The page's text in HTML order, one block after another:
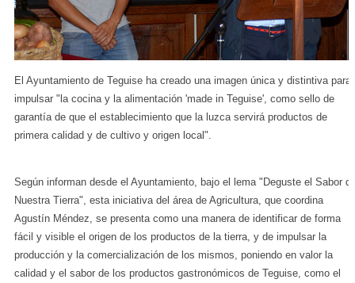
El Ayuntamiento de Teguise ha creado una imagen única y distintiva para
impulsar "la cocina y la alimentación 'made in Teguise', como sello de
garantía de que el establecimiento que la luzca servirá productos de
primera calidad y de cultivo y origen local".
Según informan desde el Ayuntamiento, bajo el lema "Deguste el Sabor
Nuestra Tierra", esta iniciativa del área de Agricultura, que coordina
Agustín Méndez, se presenta como una manera de identificar de forma
fácil y visible el origen de los productos de la tierra, y de impulsar la
producción y la comercialización de los mismos, poniendo en valor la
calidad y el sabor de los productos gastronómicos de Teguise, como el